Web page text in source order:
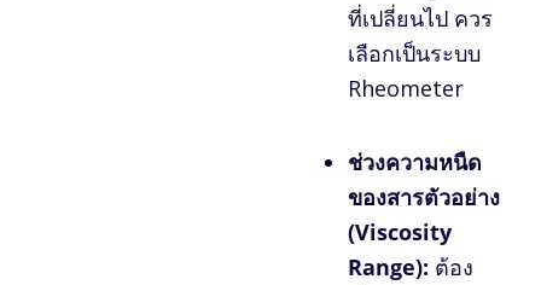
ที่เปลี่ยนไป ควร
เลือกเป็นระบบ
Rheometer
ช่วงความหนืด
ของสารตัวอย่าง
(Viscosity
Range): ต้อง